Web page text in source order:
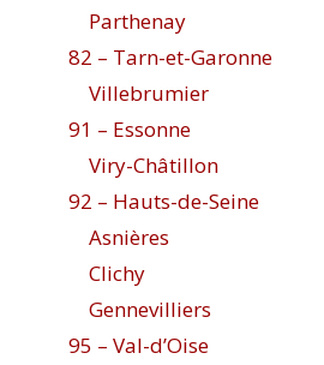
Parthenay
82 – Tarn-et-Garonne
Villebrumier
91 – Essonne
Viry-Châtillon
92 – Hauts-de-Seine
Asnières
Clichy
Gennevilliers
95 – Val-d’Oise